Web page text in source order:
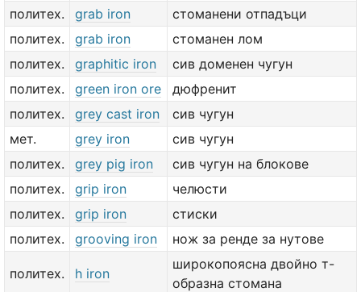
политех.
grab iron
стоманени отпадъци
политех.
grab iron
стоманен лом
политех.
graphitic iron
сив доменен чугун
политех.
green iron ore
дюфренит
политех.
grey cast iron
сив чугун
мет.
grey iron
сив чугун
политех.
grey pig iron
сив чугун на блокове
политех.
grip iron
челюсти
политех.
grip iron
стиски
политех.
grooving iron нож за ренде за нутове
политех. h iron
широкопоясна двойно т-
образна стомана